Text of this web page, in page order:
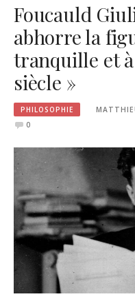
Foucauld
abhorre la
tranquille et à
siècle »
PHILOSOPHIE
0